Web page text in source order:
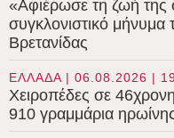
«Αφιέρωσε τη ζωή της
συγκλονιστικό μήνυμα
Βρετανίδας
ΕΛΛΑΔΑ | 06.08.2026 |
Χειροπέδες σε
910 γραμμάρια